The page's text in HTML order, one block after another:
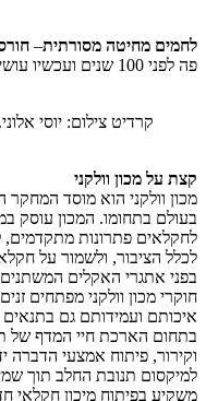
מחיטה מסורתית–חורסאן ,
לחמים.
קרדיט צילום: יוסי אלוני.
מכון וולקני
הוא מוסד המחקר
בתחומו. המכון עוסק במחקר
פתרונות מתקדמים,
ולשמור על חקלאות
האקלים המשתנים.
מכון וולקני מפתחים זנים
ועמידותם גם בתנאים קשים.
הארכת חיי המדף של תוצרת
פיתוח אמצעי הדברה
תנובת החלב תוך שמירה על
בפיתוח מיכון חקלאי חדשני,